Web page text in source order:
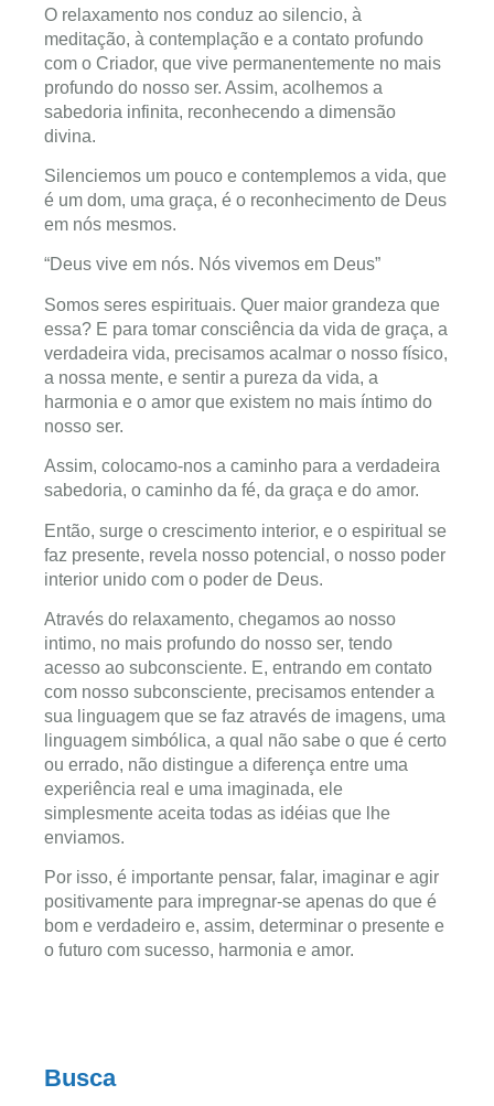
O relaxamento nos conduz ao silencio, à
meditação, à contemplação e a contato profundo
com o Criador, que vive permanentemente no mais
profundo do nosso ser. Assim, acolhemos a
sabedoria infinita, reconhecendo a dimensão
divina.
Silenciemos um pouco e contemplemos a vida, que
é um dom, uma graça, é o reconhecimento de Deus
em nós mesmos.
“Deus vive em nós. Nós vivemos em Deus”
Somos seres espirituais. Quer maior grandeza que
essa? E para tomar consciência da vida de graça, a
verdadeira vida, precisamos acalmar o nosso físico,
a nossa mente, e sentir a pureza da vida, a
harmonia e o amor que existem no mais íntimo do
nosso ser.
Assim, colocamo-nos a caminho para a verdadeira
sabedoria, o caminho da fé, da graça e do amor.
Então, surge o crescimento interior, e o espiritual se
faz presente, revela nosso potencial, o nosso poder
interior unido com o poder de Deus.
Através do relaxamento, chegamos ao nosso
intimo, no mais profundo do nosso ser, tendo
acesso ao subconsciente. E, entrando em contato
com nosso subconsciente, precisamos entender a
sua linguagem que se faz através de imagens, uma
linguagem simbólica, a qual não sabe o que é certo
ou errado, não distingue a diferença entre uma
experiência real e uma imaginada, ele
simplesmente aceita todas as idéias que lhe
enviamos.
Por isso, é importante pensar, falar, imaginar e agir
positivamente para impregnar-se apenas do que é
bom e verdadeiro e, assim, determinar o presente e
o futuro com sucesso, harmonia e amor.
Busca